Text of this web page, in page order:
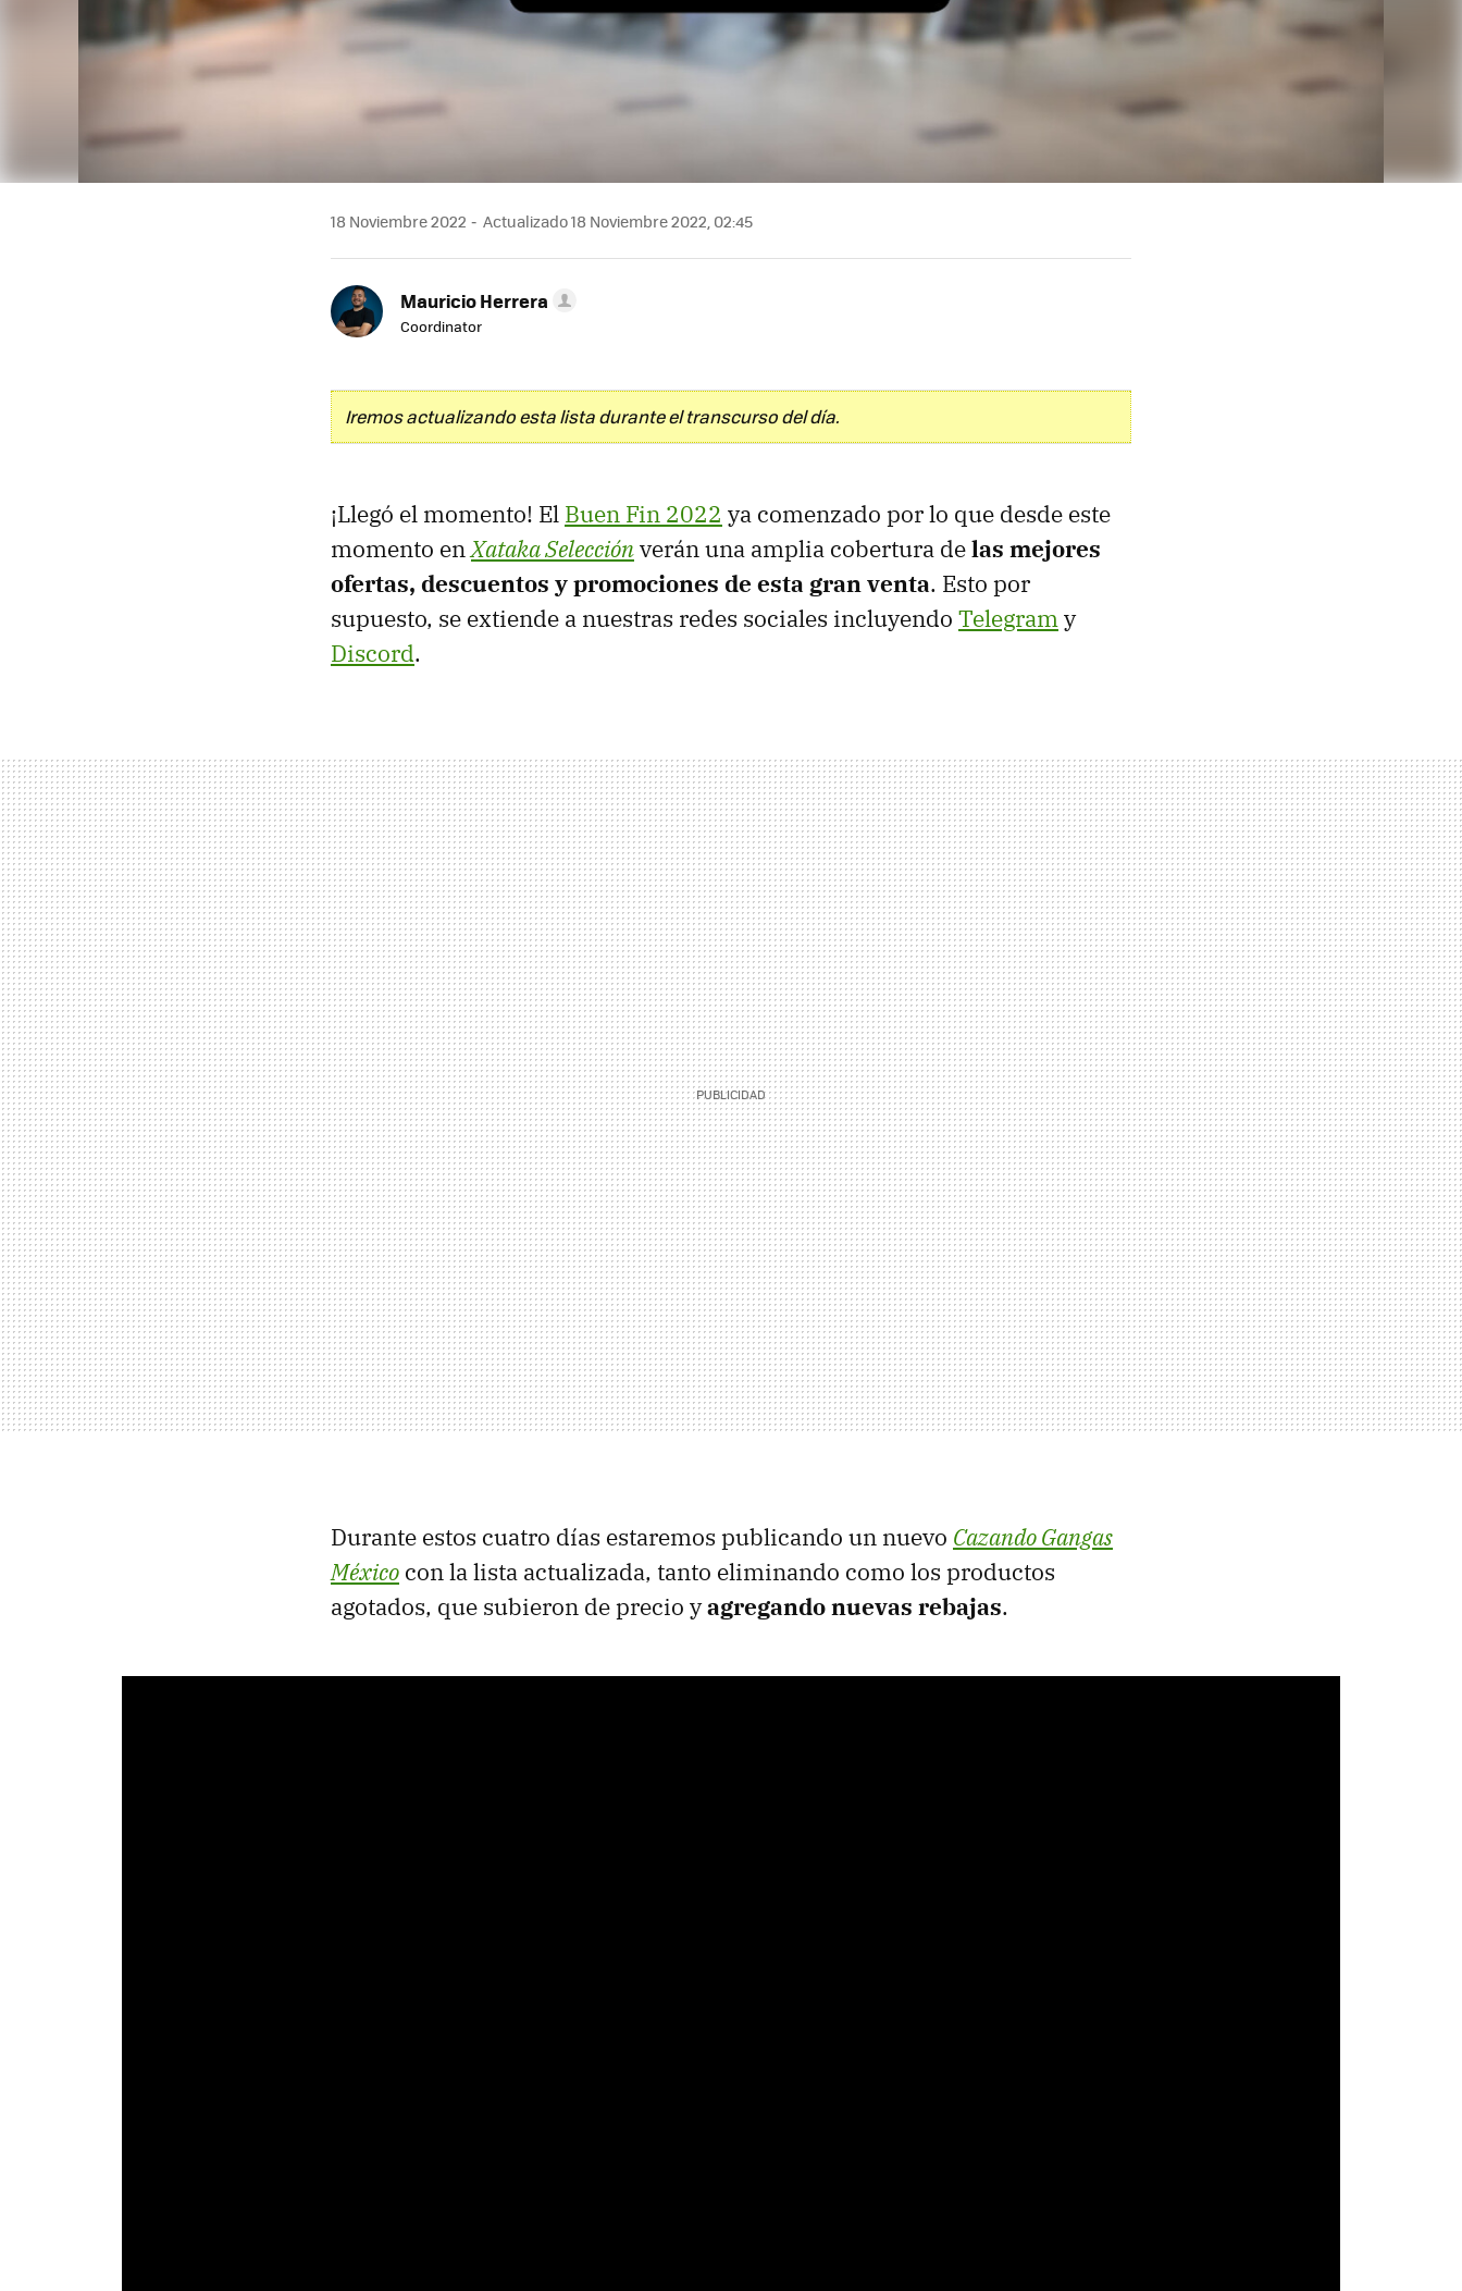
18 Noviembre 2022 Actualizado 18 Noviembre 2022, 02:45
Mauricio Herrera
Coordinator
Iremos actualizando esta lista durante el transcurso del día.
¡Llegó el momento! El Buen Fin 2022 ya comenzado por lo que desde este
momento enXataka Selecciónverán una amplia cobertura delas mejores
ofertas, descuentos y promociones de esta gran venta. Esto por
supuesto, se extiende a nuestras redes sociales incluyendo Telegramy
Discord.
Durante estos cuatro días estaremos publicando un nuevo Cazando Gangas
México con la lista actualizada, tanto eliminando como los productos
agotados, que subieron de precio yagregando nuevas rebajas.